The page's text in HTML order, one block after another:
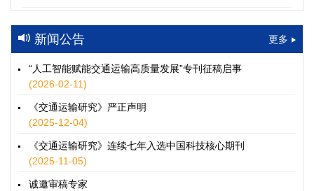
高速公路充电设施技术规划综述：场景需求、技术路线与配置
策略
2026, 12(3): 109-124.https://doi.org/10.16503/j.cnki.2095-
9931.2026.03.009
摘要 (
HTML
水运港-船多能源融合技术及集成应用——以宁波舟山港穿山港
童亮, 袁裕鹏, 袁成清, 唐道贵, 钟晓晖, 严新平
2026, 12(3): 125-136.
9931.2026.03.010
新闻公告 更多
“人工智能赋能交通运输高质量发展”专刊征稿启事
(2026-02-11)
《交通运输研究》严正声明
(2025-12-04)
《交通运输研究》连续七年入选中国科技核心期刊
(2025-11-05)
诚邀审稿专家